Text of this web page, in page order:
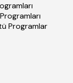
Programlar